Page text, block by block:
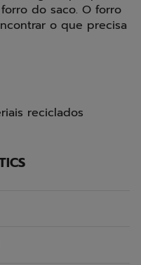
do saco. O forro
o que precisa
reciclados